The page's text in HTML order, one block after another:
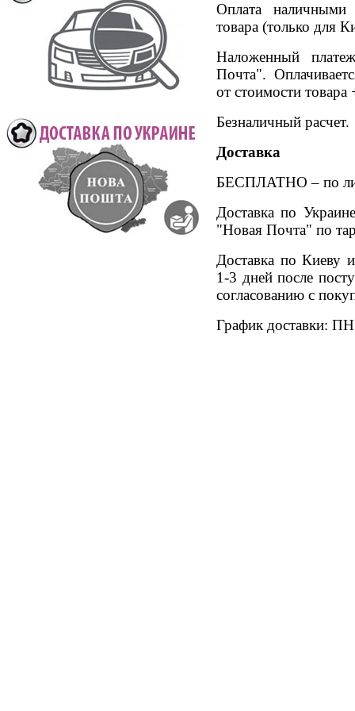
Оплата
товара (только для
Наложенный
Почта".
от стоимости товара
Безналичный расчет.
Доставка
БЕСПЛАТНО – по
Доставка по
"Новая Почта" по
Доставка по Киеву
1-3 дней после
согласованию с
График доставки: